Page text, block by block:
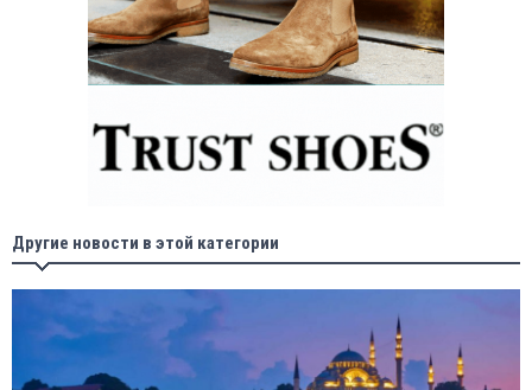
Другие новости в этой категории